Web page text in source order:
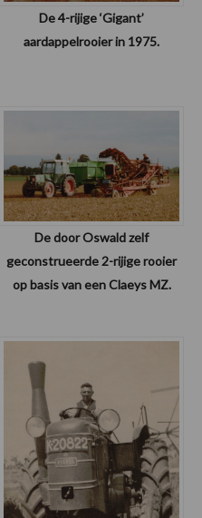
De 4-rijige ‘Gigant’
aardappelrooier in 1975.
De door Oswald zelf
geconstrueerde 2-rijige rooier
op basis van een Claeys MZ.